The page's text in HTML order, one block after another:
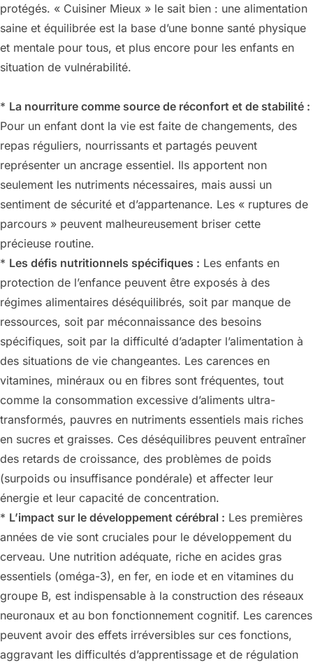
protégés. « Cuisiner Mieux » le sait bien : une alimentation
saine et équilibrée est la base d’une bonne santé physique
et mentale pour tous, et plus encore pour les enfants en
situation de vulnérabilité.
* La nourriture comme source de réconfort et de stabilité :
Pour un enfant dont la vie est faite de changements, des
repas réguliers, nourrissants et partagés peuvent
représenter un ancrage essentiel. Ils apportent non
seulement les nutriments nécessaires, mais aussi un
sentiment de sécurité et d’appartenance. Les « ruptures de
parcours » peuvent malheureusement briser cette
précieuse routine.
* Les défis nutritionnels spécifiques : Les enfants en
protection de l’enfance peuvent être exposés à des
régimes alimentaires déséquilibrés, soit par manque de
ressources, soit par méconnaissance des besoins
spécifiques, soit par la difficulté d’adapter l’alimentation à
des situations de vie changeantes. Les carences en
vitamines, minéraux ou en fibres sont fréquentes, tout
comme la consommation excessive d’aliments ultra-
transformés, pauvres en nutriments essentiels mais riches
en sucres et graisses. Ces déséquilibres peuvent entraîner
des retards de croissance, des problèmes de poids
(surpoids ou insuffisance pondérale) et affecter leur
énergie et leur capacité de concentration.
* L’impact sur le développement cérébral : Les premières
années de vie sont cruciales pour le développement du
cerveau. Une nutrition adéquate, riche en acides gras
essentiels (oméga-3), en fer, en iode et en vitamines du
groupe B, est indispensable à la construction des réseaux
neuronaux et au bon fonctionnement cognitif. Les carences
peuvent avoir des effets irréversibles sur ces fonctions,
aggravant les difficultés d’apprentissage et de régulation